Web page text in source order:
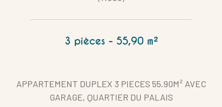
3 pièces - 55,90 m²
APPARTEMENT DUPLEX 3 PIECES 55.90M² AVEC
GARAGE, QUARTIER DU PALAIS